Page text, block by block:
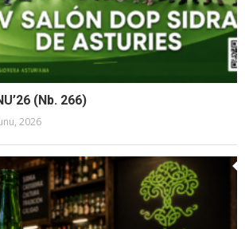
(Nb. 266)
2026